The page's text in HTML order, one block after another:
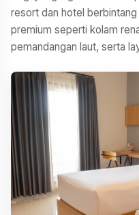
resort dan hotel
premium seperti kolam
pemandangan laut, serta